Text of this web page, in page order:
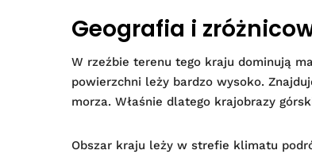
Geografia i
W rzeźbie terenu tego kraju dominują
powierzchni leży bardzo wysoko.
morza. Właśnie dlatego krajobrazy
Obszar kraju leży w strefie klimatu